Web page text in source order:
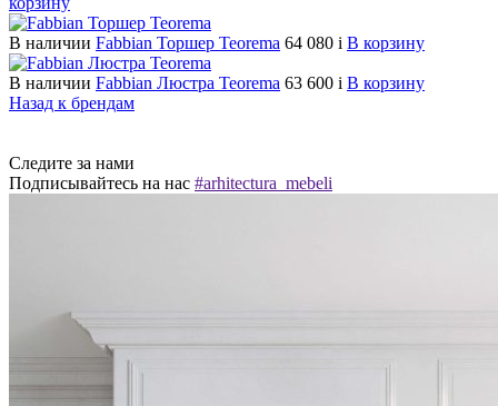
В наличии Fabbian Торшер Teorema 64 080 i В корзину
В наличии Fabbian Люстра Teorema 63 600 i В корзину
Назад к брендам
Следите за нами
Подписывайтесь на нас #arhitectura_mebeli